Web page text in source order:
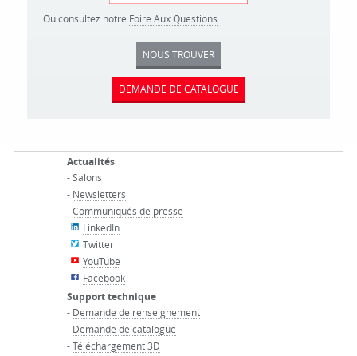
Ou consultez notre Foire Aux Questions
NOUS TROUVER
DEMANDE DE CATALOGUE
Actualités
-Salons
- Newsletters
-Communiqués de presse
LinkedIn
Twitter
YouTube
Facebook
Support technique
- Demande de renseignement
- Demande de catalogue
-Téléchargement 3D